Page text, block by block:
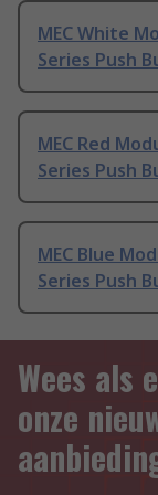
MEC White
Series Push
MEC Red
Series Push
MEC Blue
Series Push
Wees als
onze